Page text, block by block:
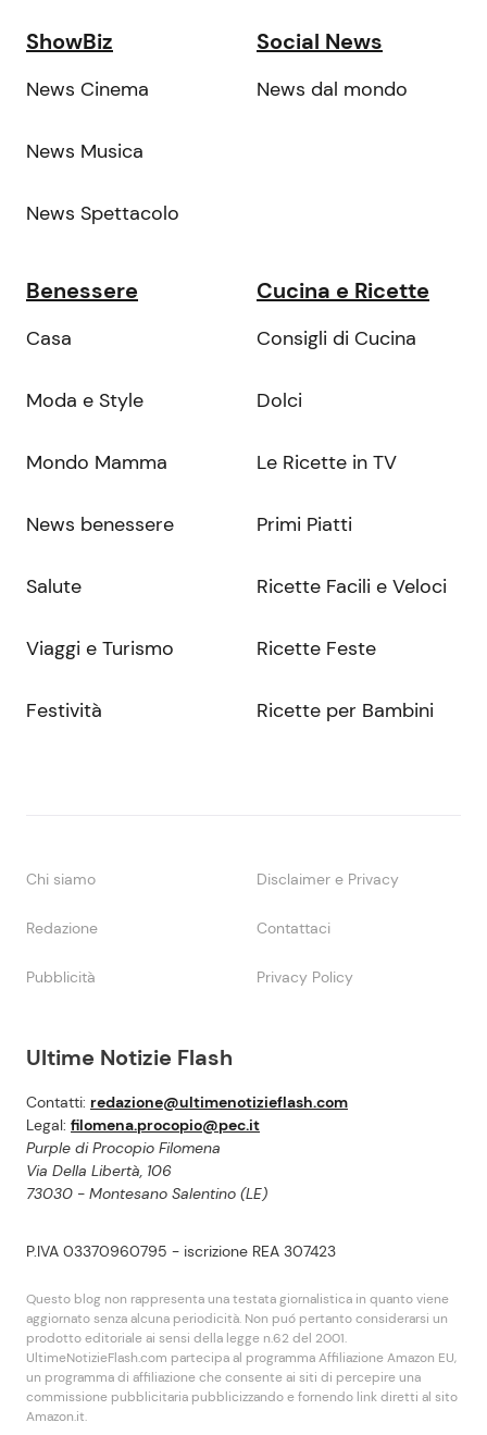
Ultime Notizie Flash
Contatti: redazione@ultimenotizieflash.com
Legal: filomena.procopio@pec.it
Purple di Procopio Filomena
Via Della Libertà, 106
73030 - Montesano Salentino (LE)
P.IVA 03370960795 - iscrizione REA 307423
Questo blog non rappresenta una testata giornalistica in quanto viene
aggiornato senza alcuna periodicità. Non puó pertanto considerarsi un
prodotto editoriale ai sensi della legge n.62 del 2001.
UltimeNotizieFlash.com partecipa al programma Affiliazione Amazon EU,
un programma di affiliazione che consente ai siti di percepire una
commissione pubblicitaria pubblicizzando e fornendo link diretti al sito
Amazon.it.
ShowBiz
News Cinema
News Musica
News Spettacolo
Social News
News dal mondo
Benessere
Casa
Moda e Style
Mondo Mamma
News benessere
Salute
Viaggi e Turismo
Festività
Cucina e Ricette
Consigli di Cucina
Dolci
Le Ricette in TV
Primi Piatti
Ricette Facili e Veloci
Ricette Feste
Ricette per Bambini
Chi siamo Disclaimer e Privacy
Redazione Contattaci
Pubblicità Privacy Policy